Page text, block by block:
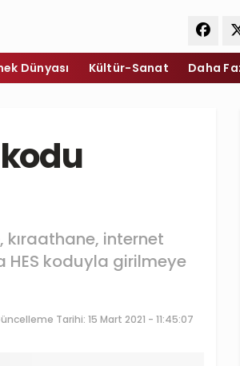
Dünyası Kültür-Sanat Daha
internet
HES koduyla girilmeye
Tarihi: 15 Mart 2021 - 11:45:07